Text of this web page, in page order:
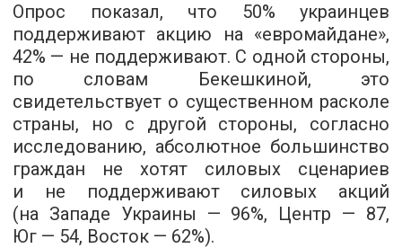
Опрос показал, что 50% украинцев
поддерживают акцию на «евромайдане»,
42% — не поддерживают. С одной стороны,
по словам Бекешкиной, это
свидетельствует о существенном расколе
страны, но с другой стороны, согласно
исследованию, абсолютное большинство
граждан не хотят силовых сценариев
и не поддерживают силовых акций
(на Западе Украины — 96%, Центр — 87,
Юг — 54, Восток — 62%).